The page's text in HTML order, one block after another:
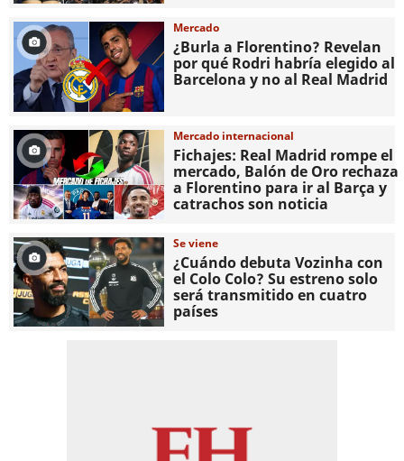
Mercado
¿Burla a Florentino? Revelan
por qué Rodri habría elegido al
Barcelona y no al Real Madrid
Mercado internacional
Fichajes: Real Madrid rompe el
mercado, Balón de Oro rechaza
a Florentino para ir al Barça y
catrachos son noticia
Se viene
¿Cuándo debuta Vozinha con
el Colo Colo? Su estreno solo
será transmitido en cuatro
países